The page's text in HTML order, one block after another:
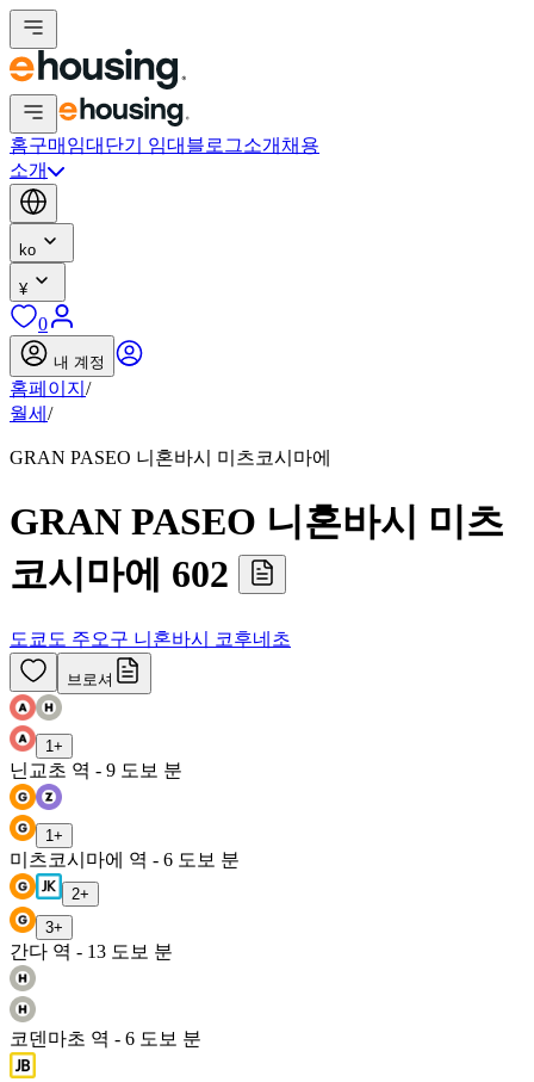
홈구매 임대 단기 임대 블로그소개 채용
소개
ko
¥
0
내 계정
홈페이지 /
월세 /
GRAN PASEO 니혼바시 미츠코시마에
GRAN PASEO 니혼바시 미츠
코시마에 602
도쿄도 주오구 니혼바시 코후네초
브로셔
1 +
닌교초 역 - 9 도보 분
1 +
미츠코시마에 역 - 6 도보 분
2+
3+
간다 역 - 13 도보 분
코덴마초 역 - 6 도보 분